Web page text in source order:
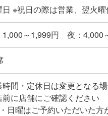
日 ※祝日の際は営業、翌火曜
1,000～1,999円 夜：4,000
時間・定休日は変更となる
前に店舗にご確認ください
日曜はご予約いただいた方